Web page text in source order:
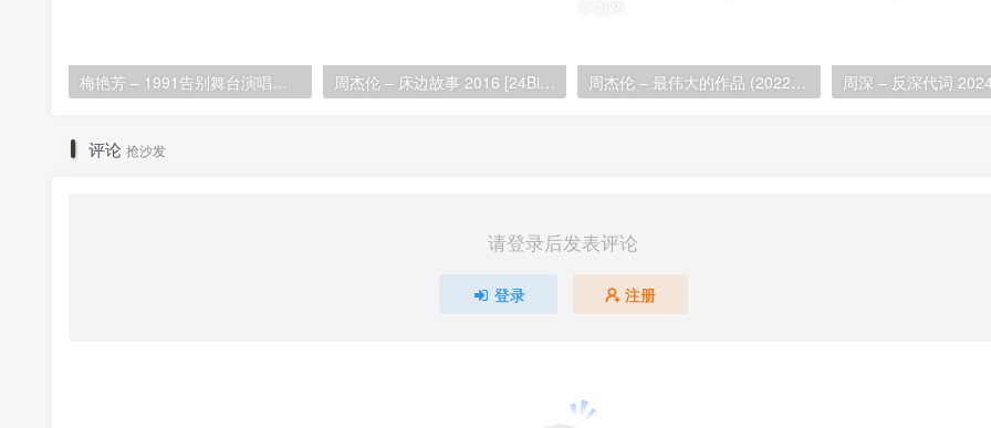
梅艳芳 – 1991告别舞台演唱会（DVD/ISO/7.25G） 周杰伦 – 床边故事 2016 [24Bit 192kHz] [Hi-Res Flac 1.61GB] 周杰伦 – 最伟大的作品 (2022) [Hi-Res] + Official MV & HD1080P [Hi-Res + MV 1.16GB]
评论 抢沙发
请登录后发表评论
登录 注册